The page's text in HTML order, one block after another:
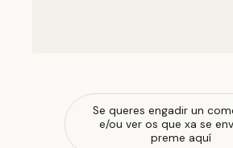
Se queres engadir un
e/ou ver os que xa se
preme aquí